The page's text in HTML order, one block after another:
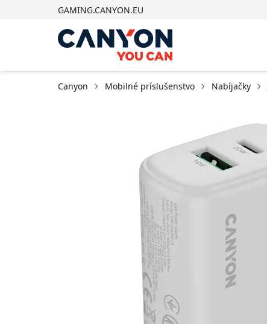
GAMING.CANYON.EU
Canyon Mobilné príslušenstvo Nabíjačky